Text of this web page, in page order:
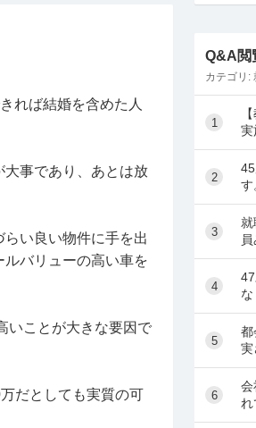
れば結婚を含めた人
事であり、あとは放
い良い物件に手を出
バリューの高い車を
いことが大きな要因で
だとしても実質の可
Q&A閲
カテゴリ:
1
実
受
採
専
2
す
生
り
3
就
業
少
4
ん
ん
で
5
都
実
中
社
て
6
会
れ
定